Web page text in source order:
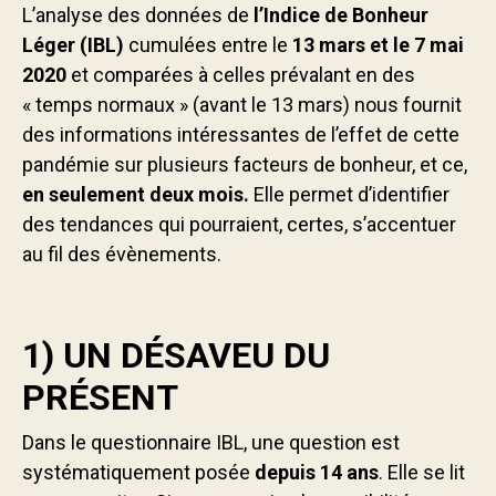
Contact us
L’analyse des données de l’Indice de Bonheur
Léger (IBL) cumulées entre le 13 mars et le 7 mai
2020 et comparées à celles prévalant en des
« temps normaux » (avant le 13 mars) nous fournit
des informations intéressantes de l’effet de cette
pandémie sur plusieurs facteurs de bonheur, et ce,
en seulement deux mois. Elle permet d’identifier
des tendances qui pourraient, certes, s’accentuer
au fil des évènements.
1) UN DÉSAVEU DU
PRÉSENT
Dans le questionnaire IBL, une question est
systématiquement posée depuis 14 ans. Elle se lit